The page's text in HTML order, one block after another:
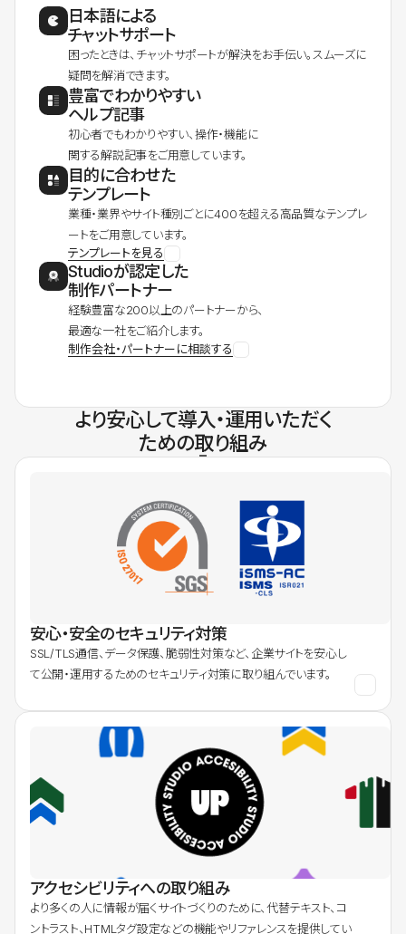
日本語による
チャットサポート
困ったときは、チャットサポートが解決をお手伝い。スムーズに
疑問を解消できます。
豊富でわかりやすい
ヘルプ記事
初心者でもわかりやすい、操作・機能に
関する解説記事をご用意しています。
目的に合わせた
テンプレート
業種・業界やサイト種別ごとに400を超える高品質なテンプレ
ートをご用意しています。
テンプレートを見る
Studioが認定した
制作パートナー
経験豊富な200以上のパートナーから、
最適な一社をご紹介します。
制作会社・パートナーに相談する
より安心して導入・運用いただく
ための取り組み
安心・安全のセキュリティ対策
SSL/TLS通信、データ保護、脆弱性対策など、企業サイトを安心し
て公開・運用するためのセキュリティ対策に取り組んでいます。
アクセシビリティへの取り組み
より多くの人に情報が届くサイトづくりのために、代替テキスト、コ
ントラスト、HTMLタグ設定などの機能やリファレンスを提供してい